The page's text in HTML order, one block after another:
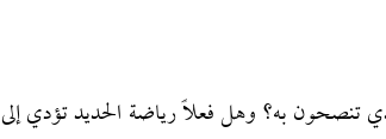
تنصحون به؟ وهل فعلًا رياضة الحديد تؤدي إلى